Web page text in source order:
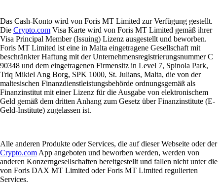
Das Cash-Konto wird von Foris MT Limited zur Verfügung gestellt.
Die Crypto.com Visa Karte wird von Foris MT Limited gemäß ihrer
Visa Principal Member (Issuing) Lizenz ausgestellt und beworben.
Foris MT Limited ist eine in Malta eingetragene Gesellschaft mit
beschränkter Haftung mit der Unternehmensregistrierungsnummer C
90348 und dem eingetragenen Firmensitz in Level 7, Spinola Park,
Triq Mikiel Ang Borg, SPK 1000, St. Julians, Malta, die von der
maltesischen Finanzdienstleistungsbehörde ordnungsgemäß als
Finanzinstitut mit einer Lizenz für die Ausgabe von elektronischem
Geld gemäß dem dritten Anhang zum Gesetz über Finanzinstitute (E-
Geld-Institute) zugelassen ist.
Alle anderen Produkte oder Services, die auf dieser Webseite oder der
Crypto.com App angeboten und beworben werden, werden von
anderen Konzerngesellschaften bereitgestellt und fallen nicht unter die
von Foris DAX MT Limited oder Foris MT Limited regulierten
Services.